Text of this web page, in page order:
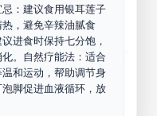
：建议食用银耳莲子
，避免辛辣油腻食
进食时保持七分饱，
。自然疗能法：适合
和运动，帮助调节身
脚促进血液循环，放
Learn more
Privacy
Terms